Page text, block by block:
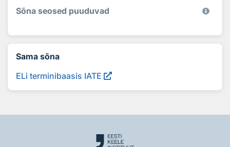
Sõna seosed puuduvad
Sama sõna
ELi terminibaasis IATE